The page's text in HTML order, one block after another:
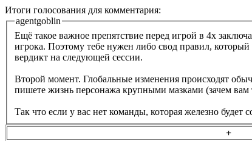
Итоги голосования для комментария:
agentgoblin
Ещё такое важное препятствие перед игрой в 4х
игрока. Поэтому тебе нужен либо свод правил,
вердикт на следующей сессии.
Второй момент. Глобальные изменения происходят
пишете жизнь персонажа крупными мазками (зачем вам
Так что если у вас нет команды, которая железно
+